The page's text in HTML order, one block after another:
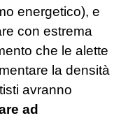
energetico), e
con estrema
che le alette
la densità
avranno
ad